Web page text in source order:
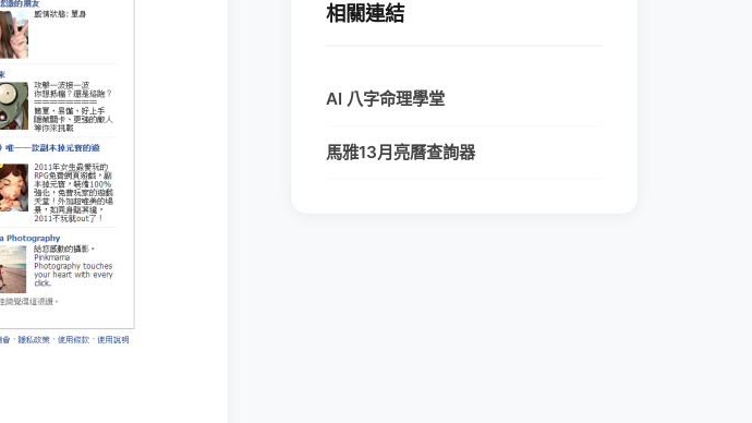
相關連結
AI 八字命理學堂
馬雅13月亮曆查詢器